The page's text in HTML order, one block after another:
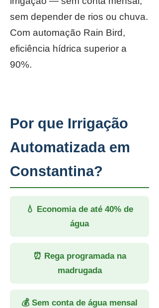
sem depender de rios ou chuva.
Com automação Rain Bird,
eficiência hídrica superior a
90%.
Por que Irrigação
Automatizada em
Constantina?
💧 Economia de até 40% de
água
⏰ Rega programada na
madrugada
💰 Sem conta de água mensal